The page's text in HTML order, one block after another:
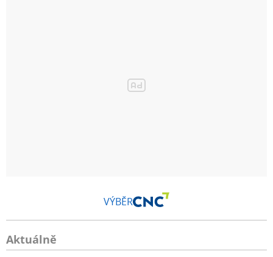
VÝBĚR
Aktuálně